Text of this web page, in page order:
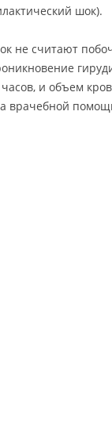
шок).
не считают
и объем
врачебной